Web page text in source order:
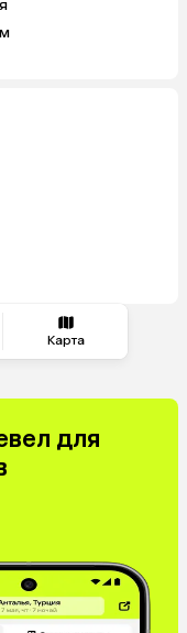
Карта
для